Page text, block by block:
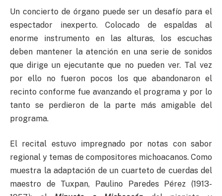
Un concierto de órgano puede ser un desafío para el
espectador inexperto. Colocado de espaldas al
enorme instrumento en las alturas, los escuchas
deben mantener la atención en una serie de sonidos
que dirige un ejecutante que no pueden ver. Tal vez
por ello no fueron pocos los que abandonaron el
recinto conforme fue avanzando el programa y por lo
tanto se perdieron de la parte más amigable del
programa.
El recital estuvo impregnado por notas con sabor
regional y temas de compositores michoacanos. Como
muestra la adaptación de un cuarteto de cuerdas del
maestro de Tuxpan, Paulino Paredes Pérez (1913-